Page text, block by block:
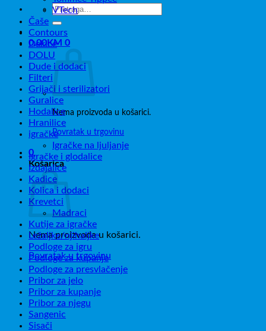
Pretraži:
0,00KM 0
Nema proizvoda u košarici.
Povratak u trgovinu
0
Košarica
Nema proizvoda u košarici.
Povratak u trgovinu
VTech
Čaše
Contours
Dekice
DOLU
Dude i dodaci
Filteri
Grijači i sterilizatori
Guralice
Hodalice
Hranilice
igračke
Igračke na ljuljanje
Igračke i glodalice
Izdajalice
Kadice
Kolica i dodaci
Krevetci
Madraci
Kutije za igračke
Ležaljke/njihaljke
Podloge za igru
Podloge za kupanje
Podloge za presvlačenje
Pribor za jelo
Pribor za kupanje
Pribor za njegu
Sangenic
Sisači